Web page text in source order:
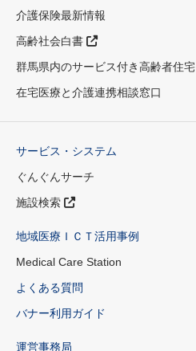
介護保険最新情報
高齢社会白書
群馬県内のサービス付き高齢者住宅
在宅医療と介護連携相談窓口
サービス・システム
ぐんぐんサーチ
施設検索
地域医療ＩＣＴ活用事例
Medical Care Station
よくある質問
バナー利用ガイド
運営事務局